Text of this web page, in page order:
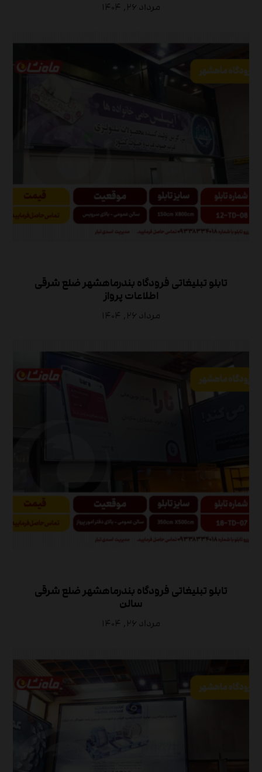
مرداد ۲۶, ۱۴۰۴
تابلو تبلیغاتی فرودگاه بندرماهشهر ضلع شرقی
اطلاعات پرواز
مرداد ۲۶, ۱۴۰۴
تابلو تبلیغاتی فرودگاه بندرماهشهر ضلع شرقی
سالن
مرداد ۲۶, ۱۴۰۴